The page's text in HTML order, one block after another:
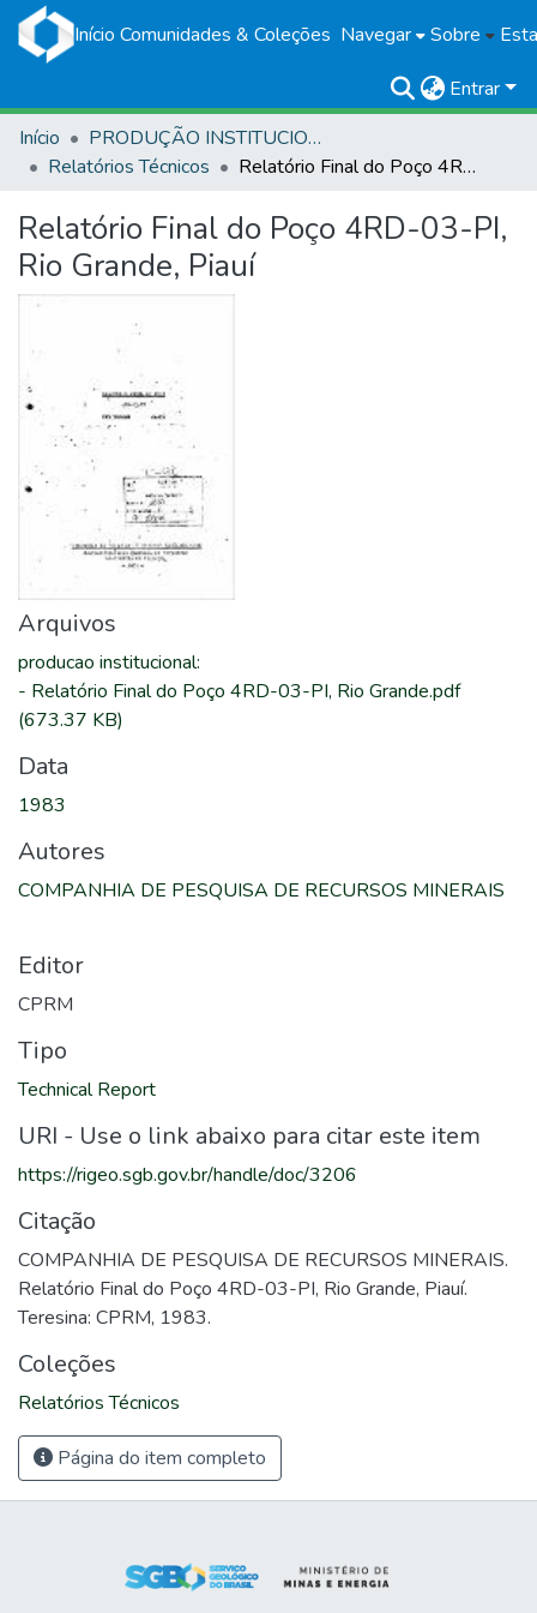
Início Comunidades & Coleções Navegar Sobre
Entrar
Início
PRODUÇÃO INSTITUCIONAL
Relatórios Técnicos
Relatório Final do Poço 4RD-03-PI, Rio Grande, Piauí
Relatório Final do Poço 4RD-03-PI,
Rio Grande, Piauí
Arquivos
producao institucional:
- Relatório Final do Poço 4RD-03-PI, Rio Grande.pdf
(673.37 KB)
Data
1983
Autores
COMPANHIA DE PESQUISA DE RECURSOS MINERAIS
Editor
CPRM
Tipo
Technical Report
URI - Use o link abaixo para citar este item
https://rigeo.sgb.gov.br/handle/doc/3206
Citação
COMPANHIA DE PESQUISA DE RECURSOS MINERAIS.
Relatório Final do Poço 4RD-03-PI, Rio Grande, Piauí.
Teresina: CPRM, 1983.
Coleções
Relatórios Técnicos
Página do item completo